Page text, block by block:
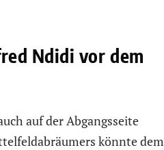
Ndidi vor dem
auf der Abgangsseite
könnte dem